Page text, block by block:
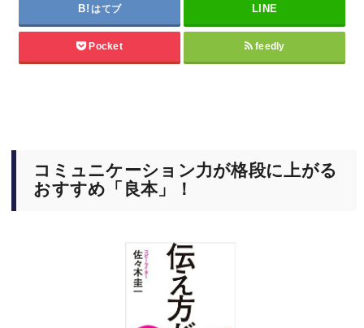
はてブ
Pocket feedly
コミュニケーション力が格段に上がる
おすすめ「良本」！